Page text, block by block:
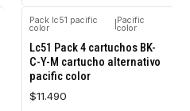
Agotado
Pack lc51 pacific
color
Pacific
color
Lc51 Pack 4 cartuchos BK-
C-Y-M cartucho alternativo
pacific color
$11.490